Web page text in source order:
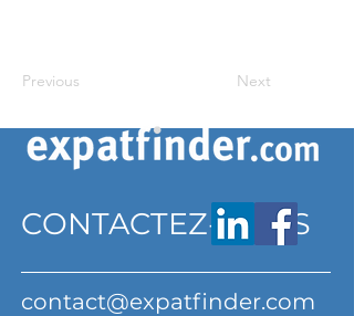
Previous Next
CONTACTEZ-NOUS
contact@expatfinder.com